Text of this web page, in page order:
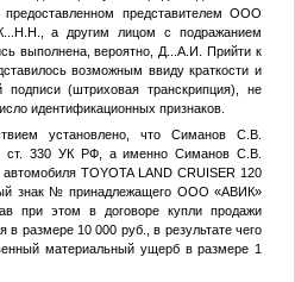
предоставленном представителем ООО
К...Н.Н.
, а другим лицом с подражанием
выполнена, вероятно, Д...А.И.
Прийти к
возможным ввиду краткости и
подписи (штриховая транскрипция), не
идентификационных признаков.
установлено, что Симанов С.В.
ст. 330 УК РФ, а именно Симанов С.В.
TOYOTA LAND CRUISER 120
знак № принадлежащего ООО «АВИК»
при этом в договоре купли продажи
в размере 10 000 руб., в результате чего
материальный ущерб в размере 1